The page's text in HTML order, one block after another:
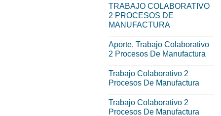
TRABAJO COLABORATIVO
2 PROCESOS DE
MANUFACTURA
Aporte, Trabajo Colaborativo
2 Procesos De Manufactura
Trabajo Colaborativo 2
Procesos De Manufactura
Trabajo Colaborativo 2
Procesos De Manufactura